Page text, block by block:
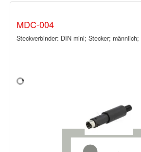
MDC-004
Steckverbinder: DIN mini; Stecker;